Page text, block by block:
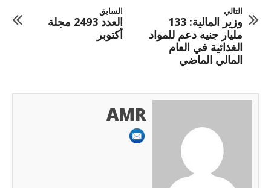
السابق
العدد 2493 مجلة
أكتوبر
التالي
وزير المالية: 133
مليار جنيه دعم للمواد
الغذائية في العام
المالي الماضي
AMR